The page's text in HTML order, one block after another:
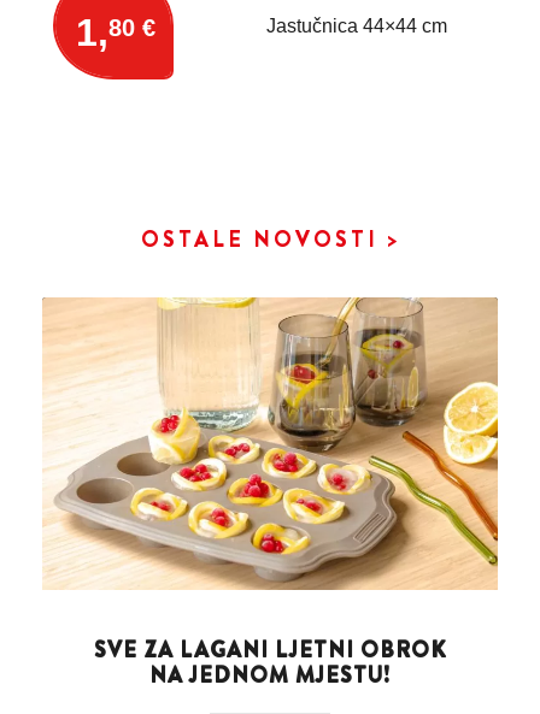
1,80 € Jastučnica 44×44 cm
OSTALE NOVOSTI >
SVE ZA LAGANI LJETNI OBROK
NA JEDNOM MJESTU!